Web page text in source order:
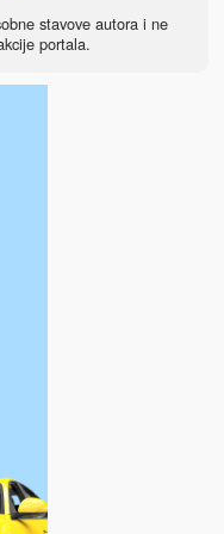
stavove autora i ne
portala.